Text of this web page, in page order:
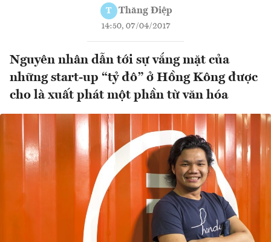
T Thăng Điệp
14:50, 07/04/2017
Nguyên nhân dẫn tới sự vắng mặt của
những start-up “tỷ đô” ở Hồng Kông được
cho là xuất phát một phần từ văn hóa